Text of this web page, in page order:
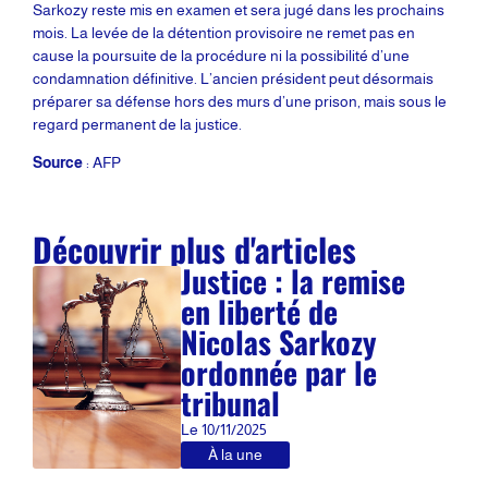
Sarkozy reste mis en examen et sera jugé dans les prochains
mois. La levée de la détention provisoire ne remet pas en
cause la poursuite de la procédure ni la possibilité d’une
condamnation définitive. L’ancien président peut désormais
préparer sa défense hors des murs d’une prison, mais sous le
regard permanent de la justice.
Source: AFP
Découvrir plus d'articles
Justice : la remise
en liberté de
Nicolas Sarkozy
ordonnée par le
tribunal
Le 10/11/2025
À la une